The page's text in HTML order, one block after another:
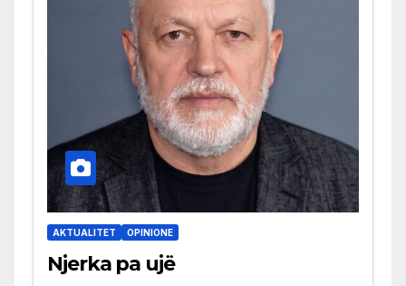
AKTUALITET OPINIONE
Njerka pa ujë